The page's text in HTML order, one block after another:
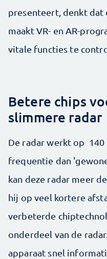
presenteert, denkt dat
maakt VR- en AR-
vitale functies te
Betere chips
slimmere radar
De radar werkt op 140
frequentie dan
kan deze radar meer
hij op veel kortere
verbeterde
onderdeel van de
apparaat snel